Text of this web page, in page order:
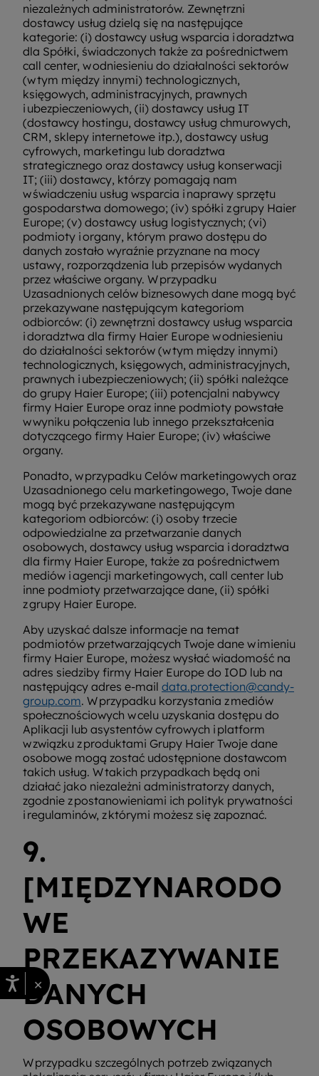
niezależnych administratorów. Zewnętrzni
dostawcy usług dzielą się na następujące
kategorie: (i) dostawcy usług wsparcia i doradztwa
dla Spółki, świadczonych także za pośrednictwem
call center, w odniesieniu do działalności sektorów
(w tym między innymi) technologicznych,
księgowych, administracyjnych, prawnych
i ubezpieczeniowych, (ii) dostawcy usług IT
(dostawcy hostingu, dostawcy usług chmurowych,
CRM, sklepy internetowe itp.), dostawcy usług
cyfrowych, marketingu lub doradztwa
strategicznego oraz dostawcy usług konserwacji
IT; (iii) dostawcy, którzy pomagają nam
w świadczeniu usług wsparcia i naprawy sprzętu
gospodarstwa domowego; (iv) spółki z grupy Haier
Europe; (v) dostawcy usług logistycznych; (vi)
podmioty i organy, którym prawo dostępu do
danych zostało wyraźnie przyznane na mocy
ustawy, rozporządzenia lub przepisów wydanych
przez właściwe organy. W przypadku
Uzasadnionych celów biznesowych dane mogą być
przekazywane następującym kategoriom
odbiorców: (i) zewnętrzni dostawcy usług wsparcia
i doradztwa dla firmy Haier Europe w odniesieniu
do działalności sektorów (w tym między innymi)
technologicznych, księgowych, administracyjnych,
prawnych i ubezpieczeniowych; (ii) spółki należące
do grupy Haier Europe; (iii) potencjalni nabywcy
firmy Haier Europe oraz inne podmioty powstałe
w wyniku połączenia lub innego przekształcenia
dotyczącego firmy Haier Europe; (iv) właściwe
organy.
Ponadto, w przypadku Celów marketingowych oraz
Uzasadnionego celu marketingowego, Twoje dane
mogą być przekazywane następującym
kategoriom odbiorców: (i) osoby trzecie
odpowiedzialne za przetwarzanie danych
osobowych, dostawcy usług wsparcia i doradztwa
dla firmy Haier Europe, także za pośrednictwem
mediów i agencji marketingowych, call center lub
inne podmioty przetwarzające dane, (ii) spółki
z grupy Haier Europe.
Aby uzyskać dalsze informacje na temat
podmiotów przetwarzających Twoje dane w imieniu
firmy Haier Europe, możesz wysłać wiadomość na
adres siedziby firmy Haier Europe do IOD lub na
następujący adres e-mail data.protection@candy-
group.com. W przypadku korzystania z mediów
społecznościowych w celu uzyskania dostępu do
Aplikacji lub asystentów cyfrowych i platform
w związku z produktami Grupy Haier Twoje dane
osobowe mogą zostać udostępnione dostawcom
takich usług. W takich przypadkach będą oni
działać jako niezależni administratorzy danych,
zgodnie z postanowieniami ich polityk prywatności
i regulaminów, z którymi możesz się zapoznać.
9.
[MIĘDZYNARODO
WE
PRZEKAZYWANIE
DANYCH
OSOBOWYCH
W przypadku szczególnych potrzeb związanych
×